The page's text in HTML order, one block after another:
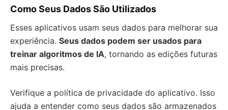
Como Seus Dados São Utilizados
Esses aplicativos usam seus dados para melhorar sua
experiência. Seus dados podem ser usados para
treinar algoritmos de IA, tornando as edições futuras
mais precisas.
Verifique a política de privacidade do aplicativo. Isso
ajuda a entender como seus dados são armazenados